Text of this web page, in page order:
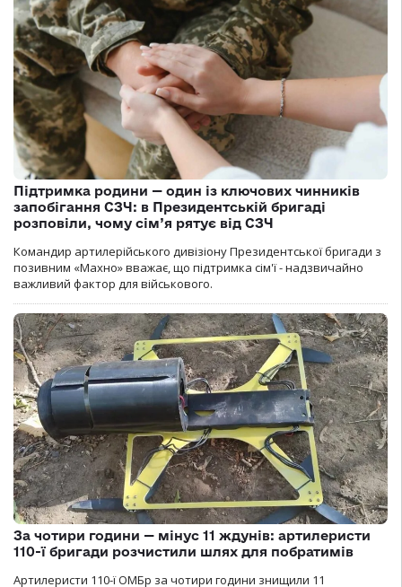
Підтримка родини — один із ключових чинників
запобігання СЗЧ: в Президентській бригаді
розповіли, чому сім’я рятує від СЗЧ
Командир артилерійського дивізіону Президентської бригади з
позивним «Махно» вважає, що підтримка сім'ї - надзвичайно
важливий фактор для військового.
За чотири години — мінус 11 ждунів: артилеристи
110-ї бригади розчистили шлях для побратимів
Артилеристи 110-ї ОМБр за чотири години знищили 11